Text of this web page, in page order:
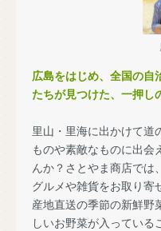
広島をはじめ、全国の自
たちが見つけた、一押し
里山・里海に出かけて道
ものや素敵なものに出会
んか？さとやま商店では
グルメや雑貨をお取り寄
産地直送の季節の新鮮野
しいお野菜が入ってい